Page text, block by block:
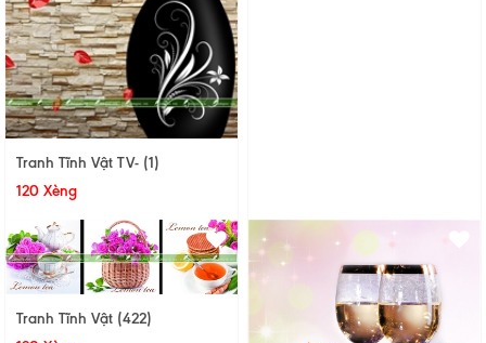
Tranh Tĩnh Vật TV- (1)
120 Xèng
Tranh Tĩnh Vật (422)